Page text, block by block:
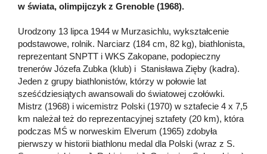
w świata, olimpijczyk z Grenoble (1968).
Urodzony 13 lipca 1944 w Murzasichlu, wykształcenie
podstawowe, rolnik. Narciarz (184 cm, 82 kg), biathlonista,
reprezentant SNPTT i WKS Zakopane, podopieczny
trenerów Józefa Zubka (klub) i Stanisława Zięby (kadra).
Jeden z grupy biathlonistów, którzy w połowie lat
sześćdziesiątych awansowali do światowej czołówki.
Mistrz (1968) i wicemistrz Polski (1970) w sztafecie 4 x 7,5
km należał też do reprezentacyjnej sztafety (20 km), która
podczas MŚ w norweskim Elverum (1965) zdobyła
pierwszy w historii biathlonu medal dla Polski (wraz z S.